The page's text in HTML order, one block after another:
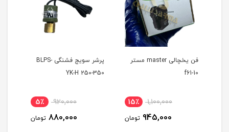
فن یخچالی master مستر
f61-10
1,100,000 15٪
945,000 تومان
پرشر سویج فشنگی BLPS-
YK-H 250-350
920,000 5٪
880,000 تومان